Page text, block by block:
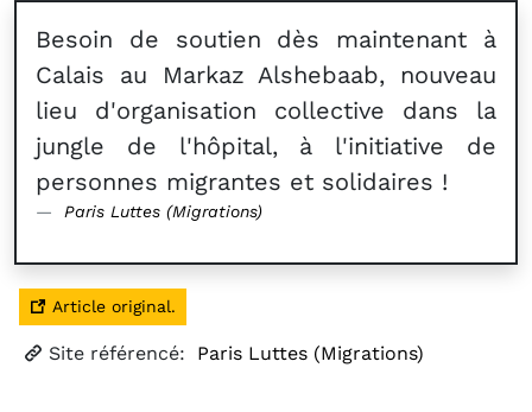
Besoin de soutien dès maintenant à
Calais au Markaz Alshebaab, nouveau
lieu d'organisation collective dans la
jungle de l'hôpital, à l'initiative de
personnes migrantes et solidaires !
Paris Luttes (Migrations)
Article original.
Site référencé: Paris Luttes (Migrations)